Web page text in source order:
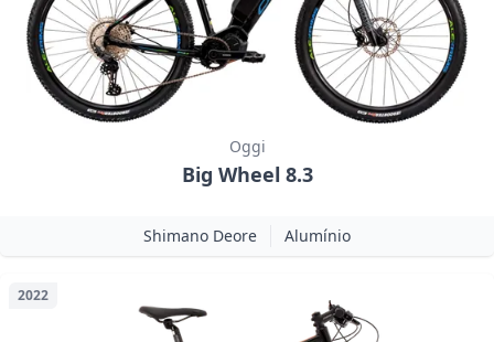
Oggi
Big Wheel 8.3
Shimano Deore Alumínio
2022